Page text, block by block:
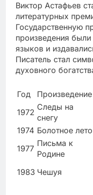
Виктор Астафьев
литературных
Государственную
произведения
языков и
Писатель стал
духовного
Год Произведение
1972
Следы на
снегу
1974 Болотное лето
1977
Письма к
Родине
1983 Чешуя